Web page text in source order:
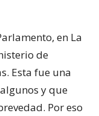
en La
de
Esta fue una
y que
Por eso